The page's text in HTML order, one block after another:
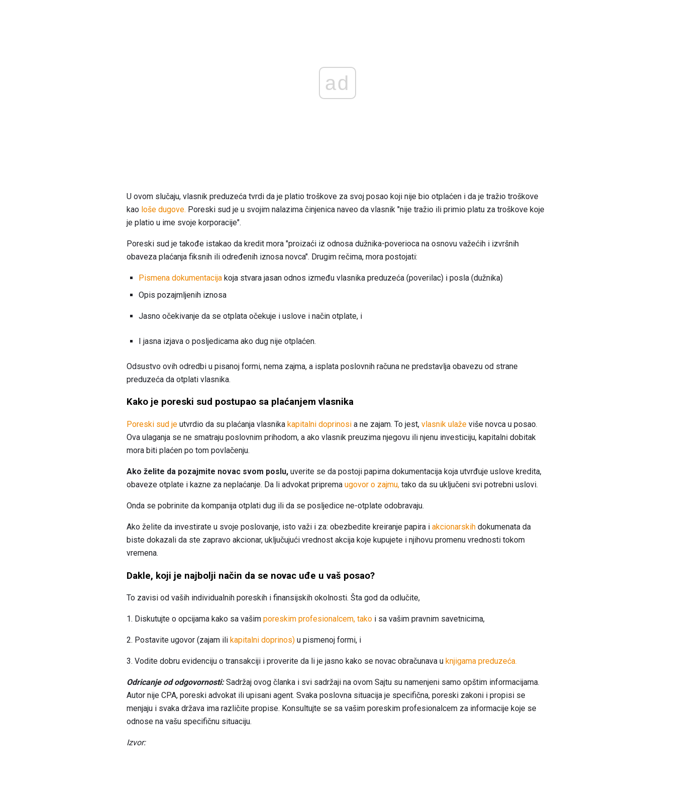
ad
U ovom slučaju, vlasnik preduzeća tvrdi da je platio troškove za svoj posao koji nije bio otplaćen i da je tražio troškove
kao loše dugove. Poreski sud je u svojim nalazima činjenica naveo da vlasnik "nije tražio ili primio platu za troškove koje
je platio u ime svoje korporacije".
Poreski sud je takođe istakao da kredit mora "proizaći iz odnosa dužnika-poverioca na osnovu važećih i izvršnih
obaveza plaćanja fiksnih ili određenih iznosa novca". Drugim rečima, mora postojati:
Pismena dokumentacija koja stvara jasan odnos između vlasnika preduzeća (poverilac) i posla (dužnika)
Opis pozajmljenih iznosa
Jasno očekivanje da se otplata očekuje i uslove i način otplate, i
I jasna izjava o posljedicama ako dug nije otplaćen.
Odsustvo ovih odredbi u pisanoj formi, nema zajma, a isplata poslovnih računa ne predstavlja obavezu od strane
preduzeća da otplati vlasnika.
Kako je poreski sud postupao sa plaćanjem vlasnika
Poreski sud je utvrdio da su plaćanja vlasnika kapitalni doprinosi a ne zajam. To jest, vlasnik ulaže više novca u posao.
Ova ulaganja se ne smatraju poslovnim prihodom, a ako vlasnik preuzima njegovu ili njenu investiciju, kapitalni dobitak
mora biti plaćen po tom povlačenju.
Ako želite da pozajmite novac svom poslu, uverite se da postoji papirna dokumentacija koja utvrđuje uslove kredita,
obaveze otplate i kazne za neplaćanje. Da li advokat priprema ugovor o zajmu, tako da su uključeni svi potrebni uslovi.
Onda se pobrinite da kompanija otplati dug ili da se posljedice ne-otplate odobravaju.
Ako želite da investirate u svoje poslovanje, isto važi i za: obezbedite kreiranje papira i akcionarskih dokumenata da
biste dokazali da ste zapravo akcionar, uključujući vrednost akcija koje kupujete i njihovu promenu vrednosti tokom
vremena.
Dakle, koji je najbolji način da se novac uđe u vaš posao?
To zavisi od vaših individualnih poreskih i finansijskih okolnosti. Šta god da odlučite,
1. Diskutujte o opcijama kako sa vašim poreskim profesionalcem, tako i sa vašim pravnim savetnicima,
2. Postavite ugovor (zajam ili kapitalni doprinos) u pismenoj formi, i
3. Vodite dobru evidenciju o transakciji i proverite da li je jasno kako se novac obračunava u knjigama preduzeća.
Odricanje od odgovornosti:Sadržaj ovog članka i svi sadržaji na ovom Sajtu su namenjeni samo opštim informacijama.
Autor nije CPA, poreski advokat ili upisani agent. Svaka poslovna situacija je specifična, poreski zakoni i propisi se
menjaju i svaka država ima različite propise. Konsultujte se sa vašim poreskim profesionalcem za informacije koje se
odnose na vašu specifičnu situaciju.
Izvor: